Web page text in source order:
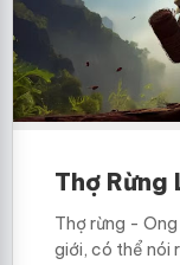
Thợ Rừng
Thợ rừng -
giới, có thể nói